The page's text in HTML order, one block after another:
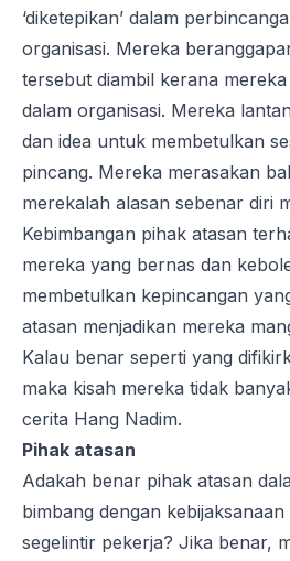
‘diketepikan’ dalam
organisasi. Mereka
tersebut diambil kerana
dalam organisasi. Mereka
dan idea untuk membetulkan
pincang. Mereka merasakan
merekalah alasan sebenar diri
Kebimbangan pihak atasan
mereka yang bernas dan
membetulkan kepincangan
atasan menjadikan mereka
Kalau benar seperti yang
maka kisah mereka tidak
cerita Hang Nadim.
Pihak atasan
Adakah benar pihak atasan
bimbang dengan
segelintir pekerja? Jika benar,